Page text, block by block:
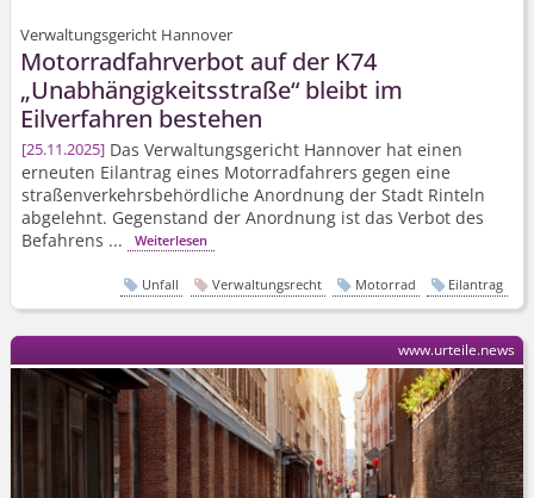
Verwaltungsgericht Hannover
Motorradfahrverbot auf der K74
„Unabhängig­keitsstraße“ bleibt im
Eilverfahren bestehen
25.11.2025 Das Verwaltungsgericht Hannover hat einen
erneuten Eilantrag eines Motorradfahrers gegen eine
straßenver­kehrsbehördliche Anordnung der Stadt Rinteln
abgelehnt. Gegenstand der Anordnung ist das Verbot des
Befahrens ...
Weiterlesen
Unfall Verwaltungsrecht Motorrad Eilantrag
www.urteile.news